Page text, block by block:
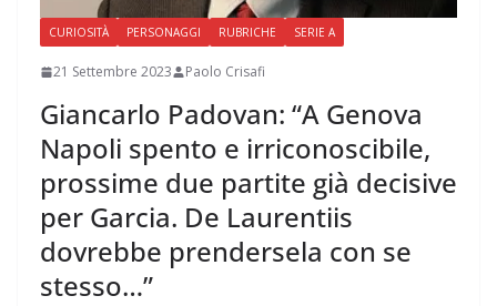
CURIOSITÀ PERSONAGGI RUBRICHE SERIE A
21 Settembre 2023 Paolo Crisafi
Giancarlo Padovan: “A Genova
Napoli spento e irriconoscibile,
prossime due partite già decisive
per Garcia. De Laurentiis
dovrebbe prendersela con se
stesso…”